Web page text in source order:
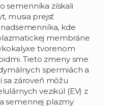
semenníka získali
musia prejsť
kde
membráne
tvorenom
Tieto zmeny sme
spermiách a
sa zároveň môžu
vezikúl (EV) z
semennej plazmy